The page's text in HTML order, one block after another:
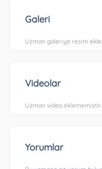
Galeri
Uzman galeriye resim
Videolar
Uzman video eklememiştir.
Yorumlar